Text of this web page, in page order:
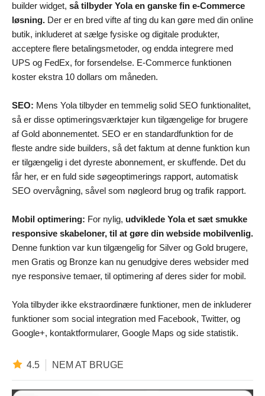
builder widget, så tilbyder Yola en ganske fin e-Commerce
løsning. Der er en bred vifte af ting du kan gøre med din online
butik, inkluderet at sælge fysiske og digitale produkter,
acceptere flere betalingsmetoder, og endda integrere med
UPS og FedEx, for forsendelse. E-Commerce funktionen
koster ekstra 10 dollars om måneden.
SEO: Mens Yola tilbyder en temmelig solid SEO funktionalitet,
så er disse optimeringsværktøjer kun tilgængelige for brugere
af Gold abonnementet. SEO er en standardfunktion for de
fleste andre side builders, så det faktum at denne funktion kun
er tilgængelig i det dyreste abonnement, er skuffende. Det du
får her, er en fuld side søgeoptimerings rapport, automatisk
SEO overvågning, såvel som nøgleord brug og trafik rapport.
Mobil optimering: For nylig, udviklede Yola et sæt smukke
responsive skabeloner, til at gøre din webside mobilvenlig.
Denne funktion var kun tilgængelig for Silver og Gold brugere,
men Gratis og Bronze kan nu genudgive deres websider med
nye responsive temaer, til optimering af deres sider for mobil.
Yola tilbyder ikke ekstraordinære funktioner, men de inkluderer
funktioner som social integration med Facebook, Twitter, og
Google+, kontaktformularer, Google Maps og side statistik.
4.5 NEM AT BRUGE